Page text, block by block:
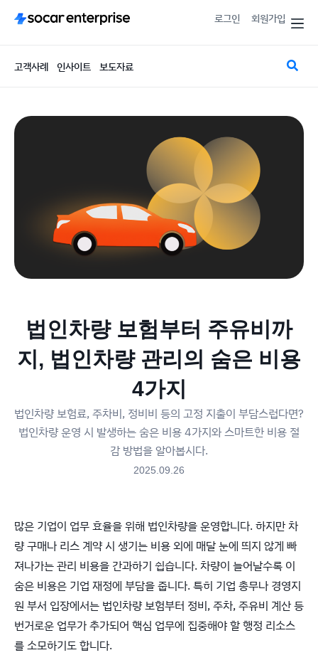
로그인 회원가입
고객사례 인사이트 보도자료
법인차량 보험부터 주유비까
지, 법인차량 관리의 숨은 비용
4가지
법인차량 보험료, 주차비, 정비비 등의 고정 지출이 부담스럽다면?
법인차량 운영 시 발생하는 숨은 비용 4가지와 스마트한 비용 절
감 방법을 알아봅시다.
2025.09.26
많은 기업이 업무 효율을 위해 법인차량을 운영합니다. 하지만 차
량 구매나 리스 계약 시 생기는 비용 외에 매달 눈에 띄지 않게 빠
져나가는 관리 비용을 간과하기 쉽습니다. 차량이 늘어날수록 이
숨은 비용은 기업 재정에 부담을 줍니다. 특히 기업 총무나 경영지
원 부서 입장에서는 법인차량 보험부터 정비, 주차, 주유비 계산 등
번거로운 업무가 추가되어 핵심 업무에 집중해야 할 행정 리소스
를 소모하기도 합니다.